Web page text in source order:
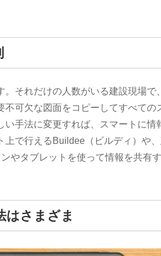
それだけの人数がいる建設現場で
可欠な図面をコピーしてすべての
手法に変更すれば、スマートに情
で行えるBuildee（ビルディ）や
やタブレットを使って情報を共有
はさまざま